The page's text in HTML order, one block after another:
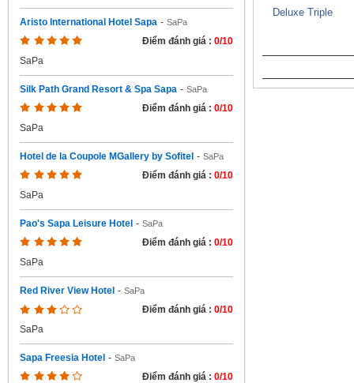
Aristo International Hotel Sapa - SaPa
Điểm đánh giá : 0/10
SaPa
Silk Path Grand Resort & Spa Sapa - SaPa
Điểm đánh giá : 0/10
SaPa
Hotel de la Coupole MGallery by Sofitel - SaPa
Điểm đánh giá : 0/10
SaPa
Pao's Sapa Leisure Hotel - SaPa
Điểm đánh giá : 0/10
SaPa
Red River View Hotel - SaPa
Điểm đánh giá : 0/10
SaPa
Sapa Freesia Hotel - SaPa
Điểm đánh giá : 0/10
Deluxe Triple